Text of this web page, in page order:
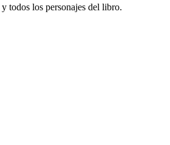
todos los personajes del libro.